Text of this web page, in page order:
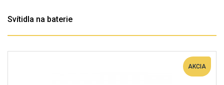
Svítidla na baterie
AKCIA